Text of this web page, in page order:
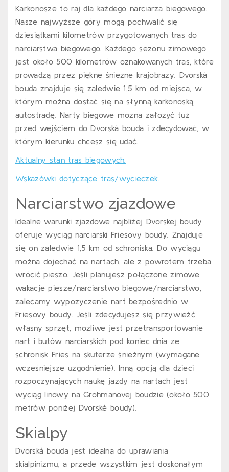
Karkonosze to raj dla każdego narciarza biegowego.
Nasze najwyższe góry mogą pochwalić się
dziesiątkami kilometrów przygotowanych tras do
narciarstwa biegowego. Każdego sezonu zimowego
jest około 500 kilometrów oznakowanych tras, które
prowadzą przez piękne śnieżne krajobrazy. Dvorská
bouda znajduje się zaledwie 1,5 km od miejsca, w
którym można dostać się na słynną karkonoską
autostradę. Narty biegowe można założyć tuż
przed wejściem do Dvorská bouda i zdecydować, w
którym kierunku chcesz się udać.
Aktualny stan tras biegowych.
Wskazówki dotyczące tras/wycieczek.
Narciarstwo zjazdowe
Idealne warunki zjazdowe najbliżej Dvorskej boudy
oferuje wyciąg narciarski Friesovy boudy. Znajduje
się on zaledwie 1,5 km od schroniska. Do wyciągu
można dojechać na nartach, ale z powrotem trzeba
wrócić pieszo. Jeśli planujesz połączone zimowe
wakacje piesze/narciarstwo biegowe/narciarstwo,
zalecamy wypożyczenie nart bezpośrednio w
Friesovy boudy. Jeśli zdecydujesz się przywieźć
własny sprzęt, możliwe jest przetransportowanie
nart i butów narciarskich pod koniec dnia ze
schronisk Fries na skuterze śnieżnym (wymagane
wcześniejsze uzgodnienie). Inną opcją dla dzieci
rozpoczynających naukę jazdy na nartach jest
wyciąg linowy na Grohmanovej boudzie (około 500
metrów poniżej Dvorské boudy).
Skialpy
Dvorská bouda jest idealna do uprawiania
skialpinizmu, a przede wszystkim jest doskonałym